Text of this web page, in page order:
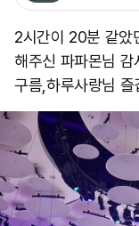
2시간이 20분 같았
해주신 파파몬님
구름,하루사랑님